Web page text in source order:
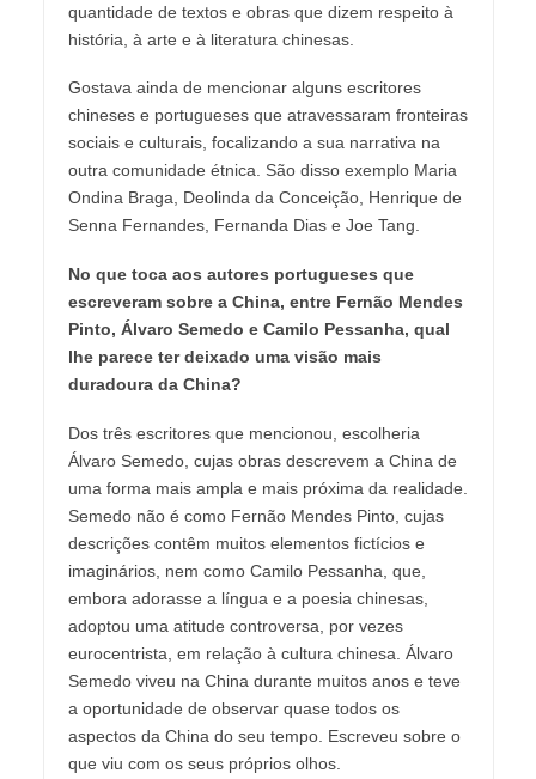
quantidade de textos e obras que dizem respeito à
história, à arte e à literatura chinesas.
Gostava ainda de mencionar alguns escritores
chineses e portugueses que atravessaram fronteiras
sociais e culturais, focalizando a sua narrativa na
outra comunidade étnica. São disso exemplo Maria
Ondina Braga, Deolinda da Conceição, Henrique de
Senna Fernandes, Fernanda Dias e Joe Tang.
No que toca aos autores portugueses que
escreveram sobre a China, entre Fernão Mendes
Pinto, Álvaro Semedo e Camilo Pessanha, qual
lhe parece ter deixado uma visão mais
duradoura da China?
Dos três escritores que mencionou, escolheria
Álvaro Semedo, cujas obras descrevem a China de
uma forma mais ampla e mais próxima da realidade.
Semedo não é como Fernão Mendes Pinto, cujas
descrições contêm muitos elementos fictícios e
imaginários, nem como Camilo Pessanha, que,
embora adorasse a língua e a poesia chinesas,
adoptou uma atitude controversa, por vezes
eurocentrista, em relação à cultura chinesa. Álvaro
Semedo viveu na China durante muitos anos e teve
a oportunidade de observar quase todos os
aspectos da China do seu tempo. Escreveu sobre o
que viu com os seus próprios olhos.